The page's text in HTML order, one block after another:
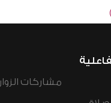
مشاركات الزوار